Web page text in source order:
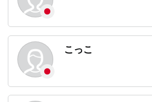
こっこ